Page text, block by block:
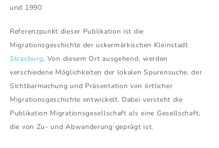
und 1990
Referenzpunkt dieser Publikation ist die
Migrationsgeschichte der uckermärkischen Kleinstadt
Strasburg. Von diesem Ort ausgehend, werden
verschiedene Möglichkeiten der lokalen Spurensuche, der
Sichtbarmachung und Präsentation von örtlicher
Migrationsgeschichte entwickelt. Dabei versteht die
Publikation Migrationsgesellschaft als eine Gesellschaft,
die von Zu- und Abwanderung geprägt ist.